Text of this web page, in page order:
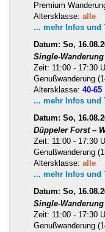
Premium
Altersklasse: alle
... mehr Infos und
Datum: So,
Single-
Zeit: 11:00 - 17:30
Genußwanderung
Altersklasse: 40-65
... mehr Infos und
Datum: So,
Düppeler Forst –
Zeit: 11:00 - 17:30
Genußwanderung
Altersklasse: alle
... mehr Infos und
Datum: So,
Single-
Zeit: 11:00 - 17:30
Genußwanderung